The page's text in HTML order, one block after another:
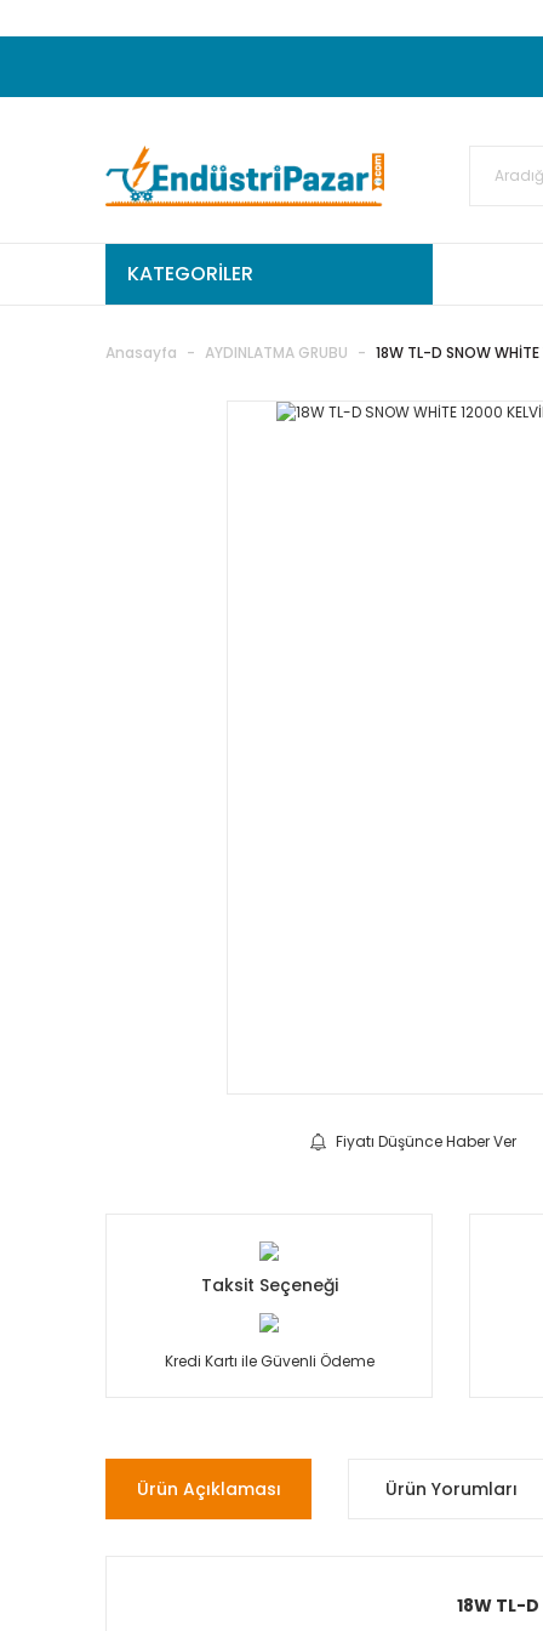
20.000TL ve Üzeri Alışverişlerinizde KARGO
KATEGORİLER
Anasayfa AYDINLATMA GRUBU 18W TL-D SNOW WHİTE
Fiyatı Düşünce Haber Ver
Taksit Seçeneği
Kredi Kartı ile Güvenli Ödeme
Ürün Açıklaması Ürün Yorumları
18W TL-D